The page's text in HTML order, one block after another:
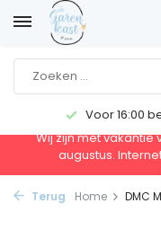
Voor 16:00
Wij zijn met vakantie
augustus.
Terug Home DMC